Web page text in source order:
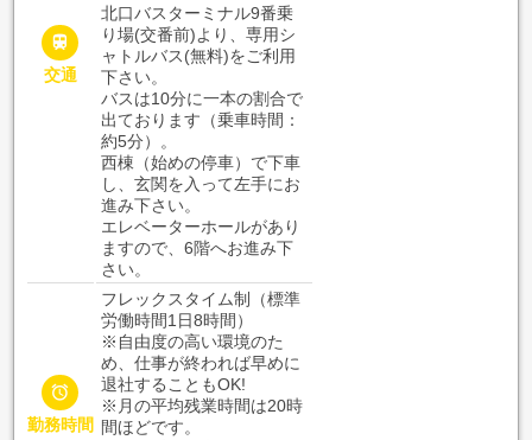

交通
北口バスターミナル9番乗
り場(交番前)より、専用シ
ャトルバス(無料)をご利用
下さい。
バスは10分に一本の割合で
出ております（乗車時間：
約5分）。
西棟（始めの停車）で下車
し、玄関を入って左手にお
進み下さい。
エレベーターホールがあり
ますので、6階へお進み下
さい。

勤務時間
フレックスタイム制（標準
労働時間1日8時間）
※自由度の高い環境のた
め、仕事が終われば早めに
退社することもOK!
※月の平均残業時間は20時
間ほどです。